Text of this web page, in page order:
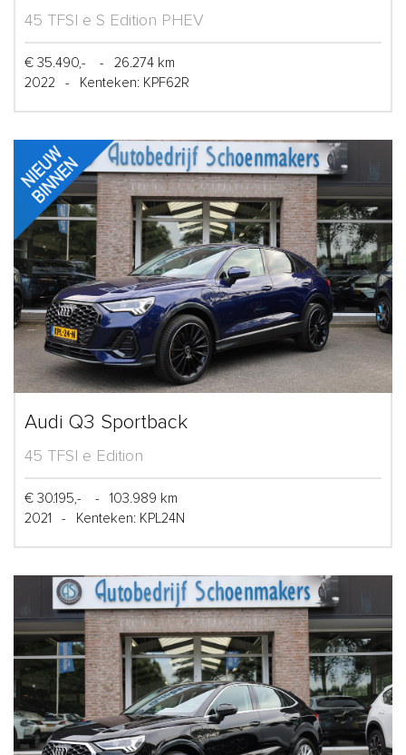
45 TFSI e S Edition PHEV
€ 35.490,- -
26.274 km
2022
- Kenteken: KPF62R
Audi Q3 Sportback
45 TFSI e Edition
€ 30.195,- -
103.989 km
2021
- Kenteken: KPL24N